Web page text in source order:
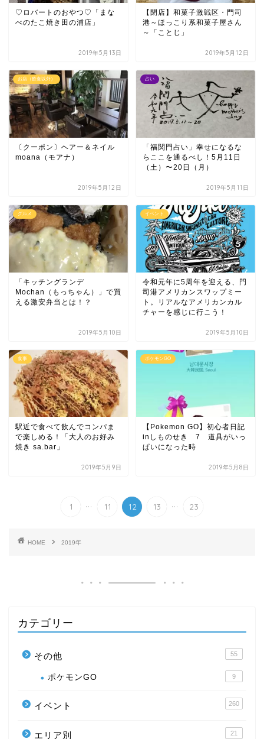
♡ロバートのおやつ♡「まな
べのたこ焼き田の浦店」
2019年5月13日
【閉店】和菓子激戦区・門司
港～ほっこり系和菓子屋さん
～「ことじ」
2019年5月12日
お店（飲食以外）
〔クーポン〕ヘアー＆ネイル
moana（モアナ）
2019年5月12日
占い
「福関門占い」幸せになるな
らここを通るべし！5月11日
（土）〜20日（月）
2019年5月11日
グルメ
「キッチングランデ
Mochan（もっちゃん）」で買
える激安弁当とは！？
2019年5月10日
イベント
令和元年に5周年を迎える、門
司港アメリカンスワップミー
ト。リアルなアメリカンカル
チャーを感じに行こう！
2019年5月10日
食事
駅近で食べて飲んでコンパま
で楽しめる！「大人のお好み
焼き sa.bar」
2019年5月9日
ポケモンGO
【Pokemon GO】初心者日記
inしものせき 7 道具がいっ
ぱいになった時
2019年5月8日
1 ... 11 12 13 ... 23
HOME 2019年
カテゴリー
その他 55
ポケモンGO 9
イベント 260
エリア別 21